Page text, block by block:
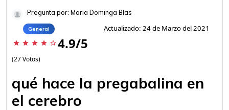
Pregunta por: Maria Dominga Blas
General Actualizado: 24 de Marzo del 2021
star star star star star_border 4.9/5
(27 Votos)
qué hace la pregabalina en
el cerebro